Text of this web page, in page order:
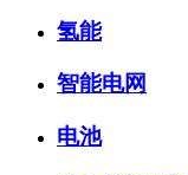
氢能
智能电网
电池